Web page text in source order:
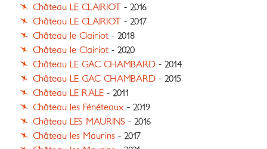
Château LE CLAIRIOT - 2016
Château LE CLAIRIOT - 2017
Château le Clairiot - 2018
Château le Clairiot - 2020
Château LE GAC CHAMBARD - 2014
Château LE GAC CHAMBARD - 2015
Château LE RALE - 2011
Château les Fénéteaux - 2019
Château LES MAURINS - 2016
Château les Maurins - 2017